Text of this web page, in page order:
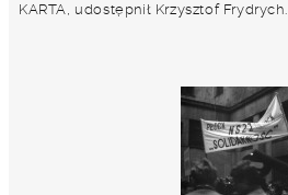
KARTA, udostępnił Krzysztof Frydrych.